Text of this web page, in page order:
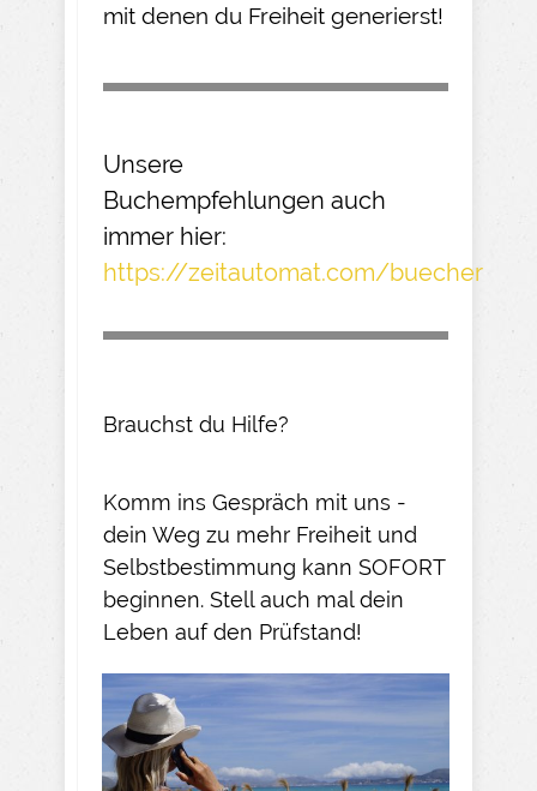
mit denen du Freiheit generierst!
Unsere
Buchempfehlungen auch
immer hier:
https://zeitautomat.com/buecher
Brauchst du Hilfe?
Komm ins Gespräch mit uns -
dein Weg zu mehr Freiheit und
Selbstbestimmung kann SOFORT
beginnen. Stell auch mal dein
Leben auf den Prüfstand!